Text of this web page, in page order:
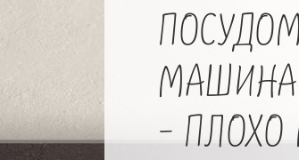
МАШИНА
- ПЛОХО